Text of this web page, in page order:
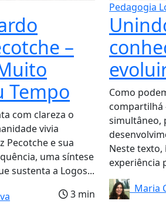
–
Tempo
com clareza o
vivia
Pecotche e sua
uma síntese
sustenta a Logos...
3 min
Pedagogia
Como
compartilhá
simultâneo,
Neste texto,
experiência
Maria